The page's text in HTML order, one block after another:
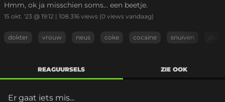
Hmm, ok ja misschien soms... een beetje.
15 okt. '23 @ 19:12 | 108.316 views (0 views vandaag)
dokter vrouw neus coke cocaine snuiven
REAGUURSELS ZIE OOK
Er gaat iets mis...